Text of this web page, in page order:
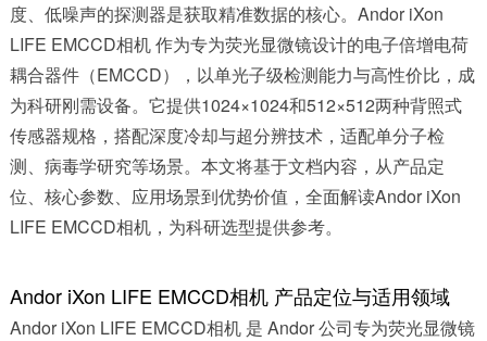
度、低噪声的探测器是获取精准数据的核心。Andor iXon
LIFE EMCCD相机 作为专为荧光显微镜设计的电子倍增电荷
耦合器件（EMCCD），以单光子级检测能力与高性价比，成
为科研刚需设备。它提供1024×1024和512×512两种背照式
传感器规格，搭配深度冷却与超分辨技术，适配单分子检
测、病毒学研究等场景。本文将基于文档内容，从产品定
位、核心参数、应用场景到优势价值，全面解读Andor iXon
LIFE EMCCD相机，为科研选型提供参考。
Andor iXon LIFE EMCCD相机 产品定位与适用领域
Andor iXon LIFE EMCCD相机 是 Andor 公司专为荧光显微镜